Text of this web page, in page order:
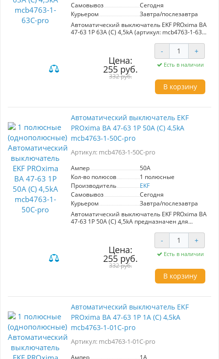
Самовывоз
Сегодня
Курьером
Завтра/послезавтра
Автоматический выключатель EKF PROxima ВА
47-63 1P 63А (С) 4,5kA (артикул: mcb4763-1-63C-
электрических цепей от перегрузок и коротких
замыканий. Идеален для использования в
административных, промышленных и жилых
зданиях. Номинальный ток 63А, предлагается
в различных исполнениях (1, 2, 3 и 4 полюса),
что позволяет адаптировать устройство под
конкретные требования системы. Высокое
долговечность и безопасность эксплуатации.
Цена:
255 руб.
332 руб.
- +
Есть в наличии
В корзину
Автоматический выключатель EKF
PROxima ВА 47-63 1P 50А (С) 4,5kA
mcb4763-1-50C-pro
Артикул: mcb4763-1-50C-pro
Ампер
50A
Кол-во полюсов
1 полюсные
Производитель
EKF
Самовывоз
Сегодня
Курьером
Завтра/послезавтра
Автоматический выключатель EKF PROxima ВА
47-63 1P 50А (С) 4,5kA предназначен для
коротких замыканий. Идеален для
использования в административных,
промышленных и жилых зданиях.
Обеспечивает надежное управление с
номинальным током 50А. Компактный и
эффективный, подходит для однофазных
Цена:
255 руб.
332 руб.
- +
Есть в наличии
В корзину
Автоматический выключатель EKF
PROxima ВА 47-63 1P 1А (С) 4,5kA
mcb4763-1-01C-pro
Артикул: mcb4763-1-01C-pro
Ампер
1A